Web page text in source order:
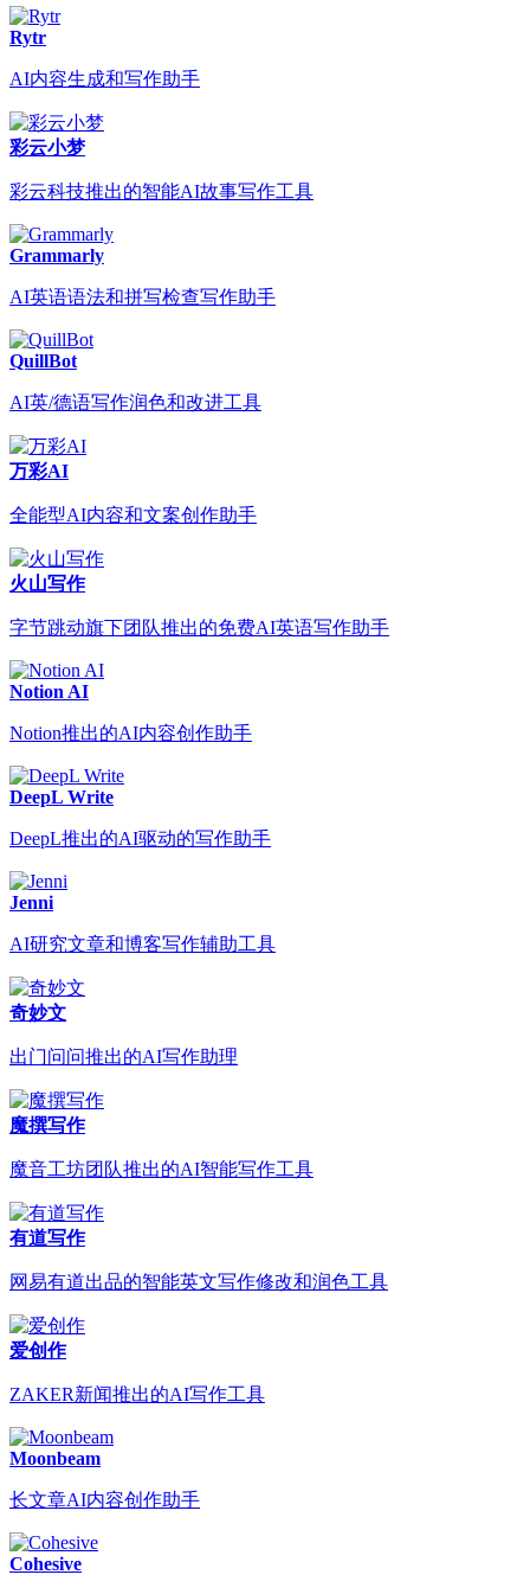
Rytr
AI内容生成和写作助手
彩云小梦
彩云科技推出的智能AI故事写作工具
Grammarly
AI英语语法和拼写检查写作助手
QuillBot
AI英/德语写作润色和改进工具
万彩AI
全能型AI内容和文案创作助手
火山写作
字节跳动旗下团队推出的免费AI英语写作助手
Notion AI
Notion推出的AI内容创作助手
DeepL Write
DeepL推出的AI驱动的写作助手
Jenni
AI研究文章和博客写作辅助工具
奇妙文
出门问问推出的AI写作助理
魔撰写作
魔音工坊团队推出的AI智能写作工具
有道写作
网易有道出品的智能英文写作修改和润色工具
爱创作
ZAKER新闻推出的AI写作工具
Moonbeam
长文章AI内容创作助手
Cohesive